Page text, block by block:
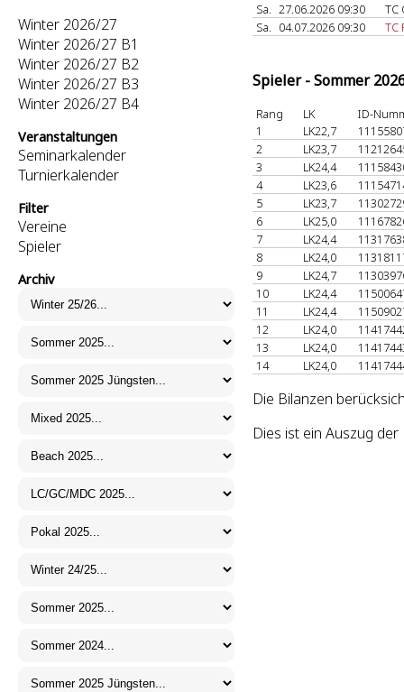
Winter 2026/27
Winter 2026/27 B1
Winter 2026/27 B2
Winter 2026/27 B3
Winter 2026/27 B4
Veranstaltungen
Seminarkalender
Turnierkalender
Filter
Vereine
Spieler
Archiv
Sa. 27.06.2026 09:30
TC
Sa. 04.07.2026 09:30 TC
Spieler - Sommer
Rang LK
ID-
1
LK22,7
2
LK23,7
3
LK24,4
4
LK23,6
5
LK23,7
6
LK25,0
7
LK24,4
8
LK24,0
9
LK24,7
10
LK24,4
11
LK24,4
12
LK24,0
13
LK24,0
14
LK24,0
Die Bilanzen
Dies ist ein Auszug